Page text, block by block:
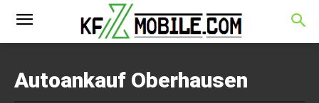
Autoankauf Oberhausen